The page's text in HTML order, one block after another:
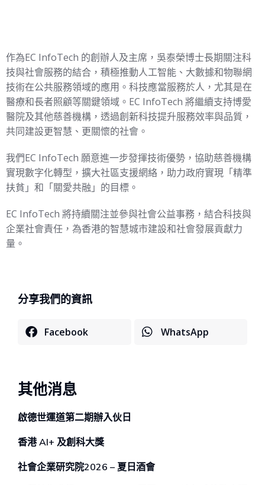
作為EC InfoTech 的創辦人及主席，吳泰榮博士長期關注科
技與社會服務的結合，積極推動人工智能、大數據和物聯網
技術在公共服務領域的應用。科技應當服務於人，尤其是在
醫療和長者照顧等關鍵領域。EC InfoTech 將繼續支持博愛
醫院及其他慈善機構，透過創新科技提升服務效率與品質，
共同建設更智慧、更關懷的社會。
我們EC InfoTech 願意進一步發揮技術優勢，協助慈善機構
實現數字化轉型，擴大社區支援網絡，助力政府實現「精準
扶貧」和「關愛共融」的目標。
EC InfoTech 將持續關注並參與社會公益事務，結合科技與
企業社會責任，為香港的智慧城市建設和社會發展貢獻力
量。
分享我們的資訊
Facebook WhatsApp
其他消息
啟德世運道第二期辦⼊伙⽇
香港 AI+ 及創科⼤獎
社會企業研究院2026 – 夏日酒會